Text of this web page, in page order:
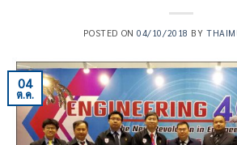
POSTED ON04/10/2018 BY
04
ต.ค.